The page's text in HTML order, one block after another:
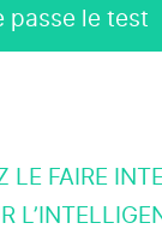
passe le test
LE FAIRE